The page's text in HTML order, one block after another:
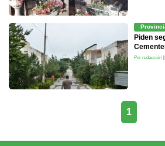
Piden
Por redacción
1